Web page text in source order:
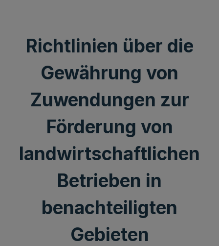
Richtlinien über die
Gewährung von
Zuwendungen zur
Förderung von
landwirtschaftlichen
Betrieben in
benachteiligten
Gebieten